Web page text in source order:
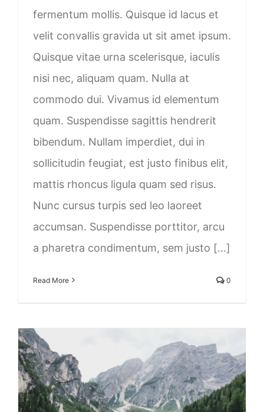
fermentum mollis. Quisque id lacus et
velit convallis gravida ut sit amet ipsum.
Quisque vitae urna scelerisque, iaculis
nisi nec, aliquam quam. Nulla at
commodo dui. Vivamus id elementum
quam. Suspendisse sagittis hendrerit
bibendum. Nullam imperdiet, dui in
sollicitudin feugiat, est justo finibus elit,
mattis rhoncus ligula quam sed risus.
Nunc cursus turpis sed leo laoreet
accumsan. Suspendisse porttitor, arcu
a pharetra condimentum, sem justo [...]
Read More 0